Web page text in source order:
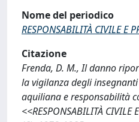
Nome del periodico
RESPONSABILITÀ CIVILE E
Citazione
Frenda, D. M., Il danno
la vigilanza degli
aquiliana e responsabilità
<<RESPONSABILITÀ CIVILE